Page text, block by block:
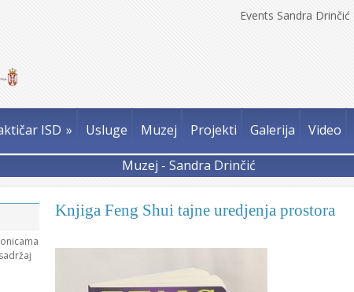
Events Sandra Drinčić
ISD » Usluge Muzej Projekti Galerija Video
Muzej - Sandra Drinčić
Knjiga Feng Shui tajne uredjenja prostora